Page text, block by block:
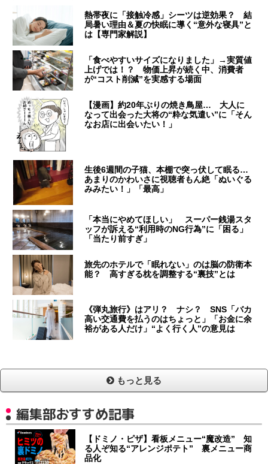
熱帯夜に「接触冷感」シーツは逆効果？ 結
局暑い理由＆夏の快眠に導く“意外な寝具”と
は【専門家解説】
「食べやすいサイズになりました」→実質値
上げでは！？ 物価上昇が続く中、消費者
が“コスト削減”を実感する場面
【漫画】約20年ぶりの焼き鳥屋… 大人に
なって出会った大将の“粋な気遣い”に「そん
なお店に出会いたい！」
生後6週間の子猫、本棚で突っ伏して眠る…
あまりのかわいさに視聴者もん絶「ぬいぐる
みみたい！」「最高」
「本当にやめてほしい」 スーパー銭湯スタ
ッフが訴える“利用時のNG行為”に「困る」
「当たり前すぎ」
旅先のホテルで「眠れない」のは脳の防衛本
能？ 高すぎる枕を調整する“裏技”とは
《弾丸旅行》はアリ？ ナシ？ SNS「バカ
高い交通費を払うのはちょっと」「お金に余
裕がある人だけ」“よく行く人”の意見は
もっと見る
編集部おすすめ記事
【ドミノ・ピザ】看板メニュー“魔改造” 知
る人ぞ知る“アレンジポテト” 裏メニュー商
品化